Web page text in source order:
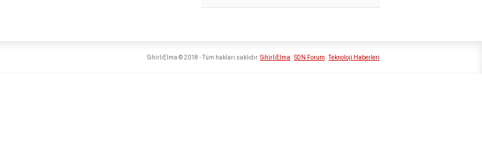
SihirliElma SDN Forum Teknoloji Haberleri
SihirliElma © 2018 - Tüm hakları saklıdır